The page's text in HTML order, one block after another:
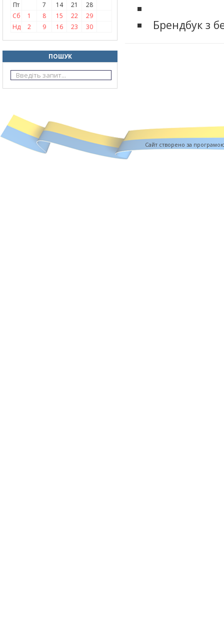
Пт
7 14 21
28
Сб
1 8 15 22
29
Нд
2 9 16 23 30
ПОШУК
Брендбук з
Cайт створено за